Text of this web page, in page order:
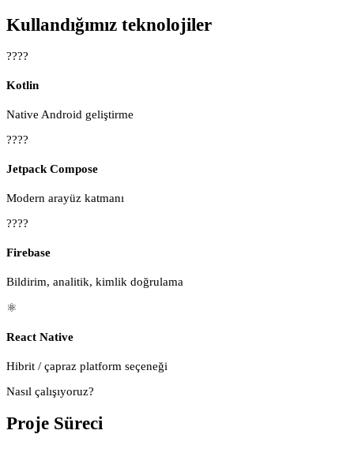
Kullandığımız teknolojiler
????
Kotlin
Native Android geliştirme
????
Jetpack Compose
Modern arayüz katmanı
????
Firebase
Bildirim, analitik, kimlik doğrulama
⚛️
React Native
Hibrit / çapraz platform seçeneği
Nasıl çalışıyoruz?
Proje Süreci